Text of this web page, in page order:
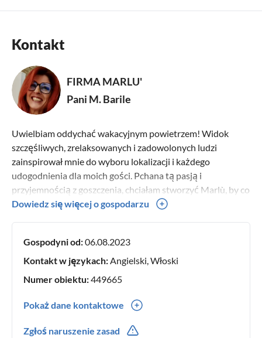
Kontakt
FIRMA MARLU'
Pani M. Barile
Uwielbiam oddychać wakacyjnym powietrzem! Widok
szczęśliwych, zrelaksowanych i zadowolonych ludzi
zainspirował mnie do wyboru lokalizacji i każdego
udogodnienia dla moich gości. Pchana tą pasją i
przyjemnością z goszczenia, chciałam stworzyć Marlù, by co
tydzień przeżywać emocje rozpoczynających się wakacji i
Dowiedz się więcej o gospodarzu
Gospodyni od:06.08.2023
Kontakt w językach: Angielski, Włoski
Numer obiektu:449665
Pokaż dane kontaktowe
Zgłoś naruszenie zasad